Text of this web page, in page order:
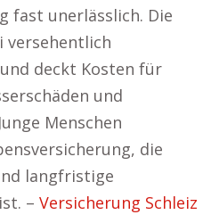
fast unerlässlich. Die
versehentlich
deckt Kosten für
und
Menschen
die
langfristige
– Versicherung Schleiz